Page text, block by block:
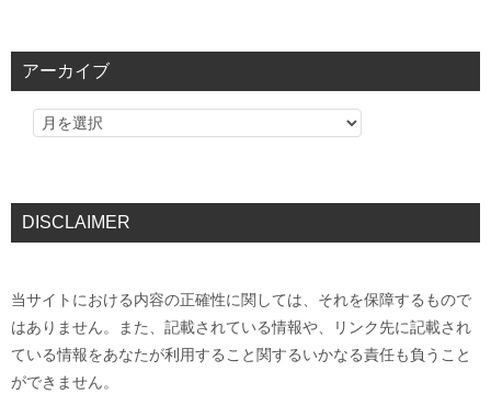
アーカイブ
DISCLAIMER
当サイトにおける内容の正確性に関しては、それを保障するもので
はありません。また、記載されている情報や、リンク先に記載され
ている情報をあなたが利用すること関するいかなる責任も負うこと
ができません。